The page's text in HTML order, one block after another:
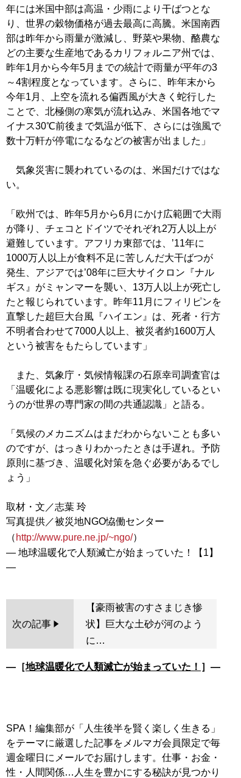
年には米国中部は高温・少雨により干ばつとな
り、世界の穀物価格が過去最高に高騰。米国南西
部は昨年から雨量が激減し、野菜や果物、酪農な
どの主要な生産地であるカリフォルニア州では、
昨年1月から今年5月までの統計で雨量が平年の3
～4割程度となっています。さらに、昨年末から
今年1月、上空を流れる偏西風が大きく蛇行した
ことで、北極側の寒気が流れ込み、米国各地でマ
イナス30℃前後まで気温が低下、さらには強風で
数十万軒が停電になるなどの被害が出ました」
気象災害に襲われているのは、米国だけではな
い。
「欧州では、昨年5月から6月にかけ広範囲で大雨
が降り、チェコとドイツでそれぞれ2万人以上が
避難しています。アフリカ東部では、’11年に
1000万人以上が食料不足に苦しんだ大干ばつが
発生、アジアでは’08年に巨大サイクロン『ナル
ギス』がミャンマーを襲い、13万人以上が死亡し
たと報じられています。昨年11月にフィリピンを
直撃した超巨大台風『ハイエン』は、死者・行方
不明者合わせて7000人以上、被災者約1600万人
という被害をもたらしています」
また、気象庁・気候情報課の石原幸司調査官は
「温暖化による悪影響は既に現実化しているとい
うのが世界の専門家の間の共通認識」と語る。
「気候のメカニズムはまだわからないことも多い
のですが、はっきりわかったときは手遅れ。予防
原則に基づき、温暖化対策を急ぐ必要があるでし
ょう」
取材・文／志葉 玲
写真提供／被災地NGO恊働センター
（ http://www.pure.ne.jp/~ngo/）
― 地球温暖化で人類滅亡が始まっていた！【1】
次の記事
【豪雨被害のすさまじき惨
状】巨大な土砂が河のよう
に…
―［地球温暖化で人類滅亡が始まっていた！ ］―
SPA！編集部が「人生後半を賢く楽しく生きる」
をテーマに厳選した記事をメルマガ会員限定で毎
週金曜日にメールでお届けします。仕事・お金・
性・人間関係…人生を豊かにする秘訣が見つかり